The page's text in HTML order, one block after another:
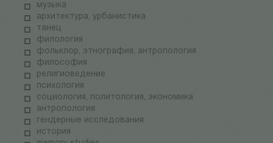
музыка
архитектура, урбанистика
танец
филология
фольклор, этнография, антропология
философия
религиоведение
психология
социология, политология, экономика
антропология
гендерные исследования
история